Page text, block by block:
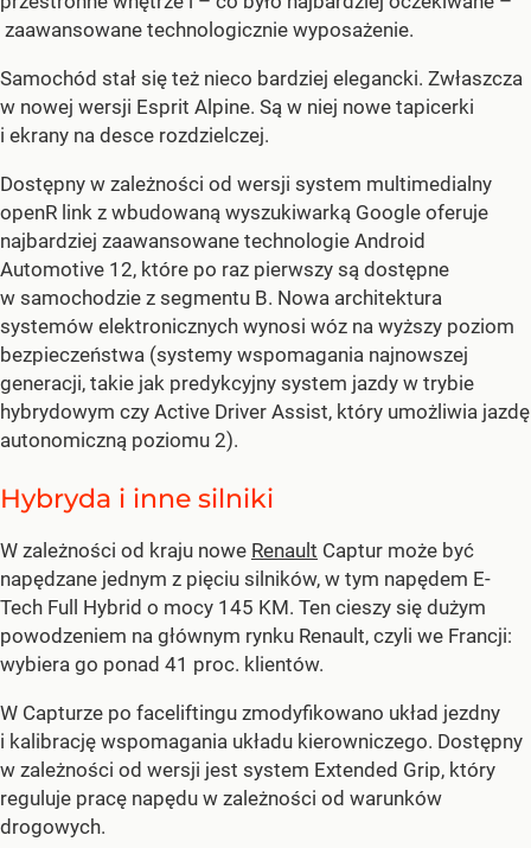
zaawansowane technologicznie wyposażenie.
Samochód stał się też nieco bardziej elegancki. Zwłaszcza
w nowej wersji Esprit Alpine. Są w niej nowe tapicerki
i ekrany na desce rozdzielczej.
Dostępny w zależności od wersji system multimedialny
openR link z wbudowaną wyszukiwarką Google oferuje
najbardziej zaawansowane technologie Android
Automotive 12, które po raz pierwszy są dostępne
w samochodzie z segmentu B. Nowa architektura
systemów elektronicznych wynosi wóz na wyższy poziom
bezpieczeństwa (systemy wspomagania najnowszej
generacji, takie jak predykcyjny system jazdy w trybie
hybrydowym czy Active Driver Assist, który umożliwia jazdę
autonomiczną poziomu 2).
Hybryda i inne silniki
W zależności od kraju nowe Renault Captur może być
napędzane jednym z pięciu silników, w tym napędem E-
Tech Full Hybrid o mocy 145 KM. Ten cieszy się dużym
powodzeniem na głównym rynku Renault, czyli we Francji:
wybiera go ponad 41 proc. klientów.
W Capturze po faceliftingu zmodyfikowano układ jezdny
i kalibrację wspomagania układu kierowniczego. Dostępny
w zależności od wersji jest system Extended Grip, który
reguluje pracę napędu w zależności od warunków
drogowych.